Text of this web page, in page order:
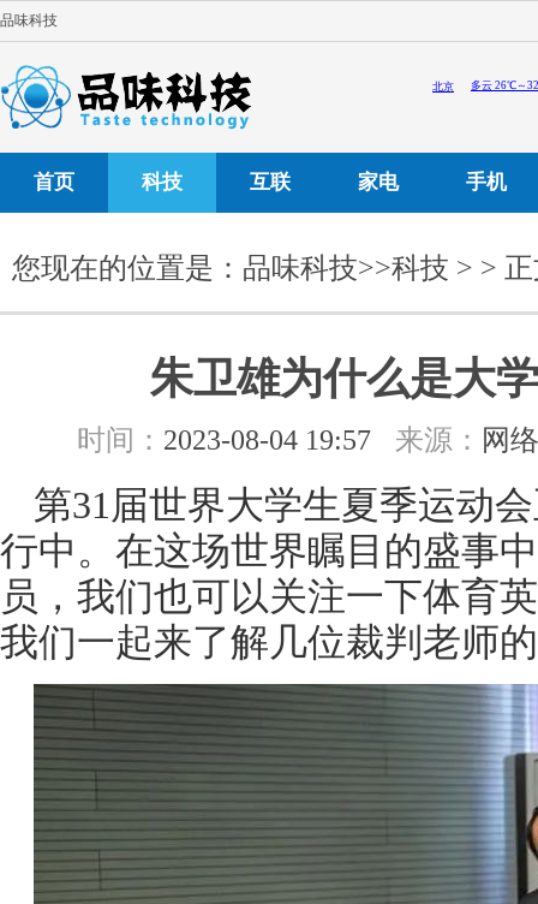
品味科技
首页 科技 互联 家电 手机
您现在的位置是： 品味科技>>科技 > >
朱卫雄为什么是大
时间： 2023-08-04 19:57 来源： 网络
第31届世界大学生夏季运动
行中。在这场世界瞩目的盛事
员，我们也可以关注一下体育
我们一起来了解几位裁判老师